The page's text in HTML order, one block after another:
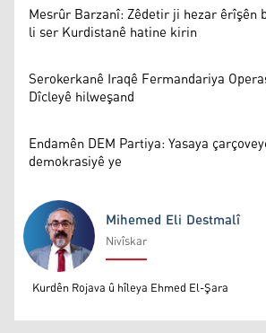
Mesrûr Barzanî: Zêdetir ji hezar êrîşên
li ser Kurdistanê hatine kirin
Serokerkanê Iraqê Fermandariya
Dîcleyê hilweşand
Endamên DEM Partiya: Yasaya
demokrasiyê ye
Mihemed Eli Destmalî
Mihemed Eli Destmalî
Nivîskar
Kurdên Rojava û hîleya Ehmed El-Şara